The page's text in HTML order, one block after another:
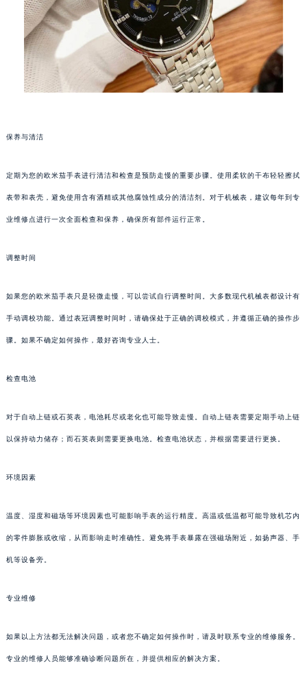
保养与清洁
定期为您的欧米茄手表进行清洁和检查是预防走慢的重要步骤。使用柔软的干布轻轻擦拭
表带和表壳，避免使用含有酒精或其他腐蚀性成分的清洁剂。对于机械表，建议每年到专
业维修点进行一次全面检查和保养，确保所有部件运行正常。
调整时间
如果您的欧米茄手表只是轻微走慢，可以尝试自行调整时间。大多数现代机械表都设计有
手动调校功能。通过表冠调整时间时，请确保处于正确的调校模式，并遵循正确的操作步
骤。如果不确定如何操作，最好咨询专业人士。
检查电池
对于自动上链或石英表，电池耗尽或老化也可能导致走慢。自动上链表需要定期手动上链
以保持动力储存；而石英表则需要更换电池。检查电池状态，并根据需要进行更换。
环境因素
温度、湿度和磁场等环境因素也可能影响手表的运行精度。高温或低温都可能导致机芯内
的零件膨胀或收缩，从而影响走时准确性。避免将手表暴露在强磁场附近，如扬声器、手
机等设备旁。
专业维修
如果以上方法都无法解决问题，或者您不确定如何操作时，请及时联系专业的维修服务。
专业的维修人员能够准确诊断问题所在，并提供相应的解决方案。